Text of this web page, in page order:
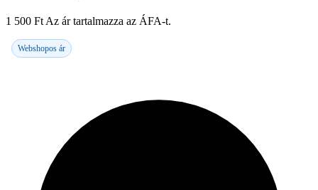
1 500 Ft Az ár tartalmazza az ÁFA-t.
Webshopos ár